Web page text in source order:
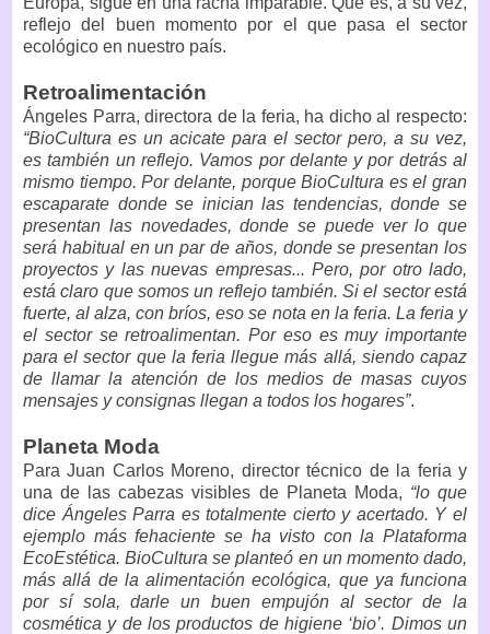
reflejo del buen momento por el que pasa el sector
ecológico en nuestro país.
Retroalimentación
Ángeles Parra, directora de la feria, ha dicho al respecto:
“BioCultura es un acicate para el sector pero, a su vez,
es también un reflejo. Vamos por delante y por detrás al
mismo tiempo. Por delante, porque BioCultura es el gran
escaparate donde se inician las tendencias, donde se
presentan las novedades, donde se puede ver lo que
será habitual en un par de años, donde se presentan los
proyectos y las nuevas empresas... Pero, por otro lado,
está claro que somos un reflejo también. Si el sector está
fuerte, al alza, con bríos, eso se nota en la feria. La feria y
el sector se retroalimentan. Por eso es muy importante
para el sector que la feria llegue más allá, siendo capaz
de llamar la atención de los medios de masas cuyos
mensajes y consignas llegan a todos los hogares”.
Planeta Moda
Para Juan Carlos Moreno, director técnico de la feria y
una de las cabezas visibles de Planeta Moda, “lo que
dice Ángeles Parra es totalmente cierto y acertado. Y el
ejemplo más fehaciente se ha visto con la Plataforma
EcoEstética. BioCultura se planteó en un momento dado,
más allá de la alimentación ecológica, que ya funciona
por sí sola, darle un buen empujón al sector de la
cosmética y de los productos de higiene ‘bio’. Dimos un